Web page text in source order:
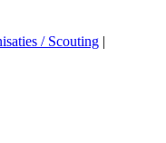
/ Scouting |